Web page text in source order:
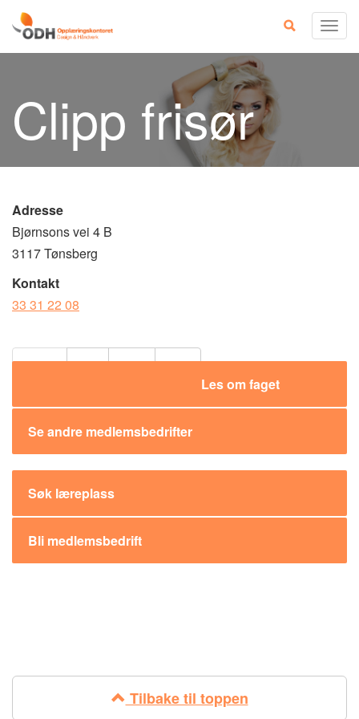
Skip
content
Clipp frisør
Adresse
Bjørnsons vei 4 B
3117 Tønsberg
Kontakt
33 31 22 08
Les om faget
Se andre medlemsbedrifter
Søk læreplass
Bli medlemsbedrift
Tilbake til toppen